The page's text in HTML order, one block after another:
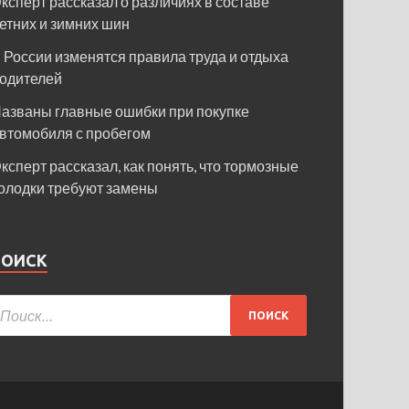
и зимних шин
России изменятся правила труда и отдыха
главные ошибки при покупке
с пробегом
рассказал, как понять, что тормозные
требуют замены